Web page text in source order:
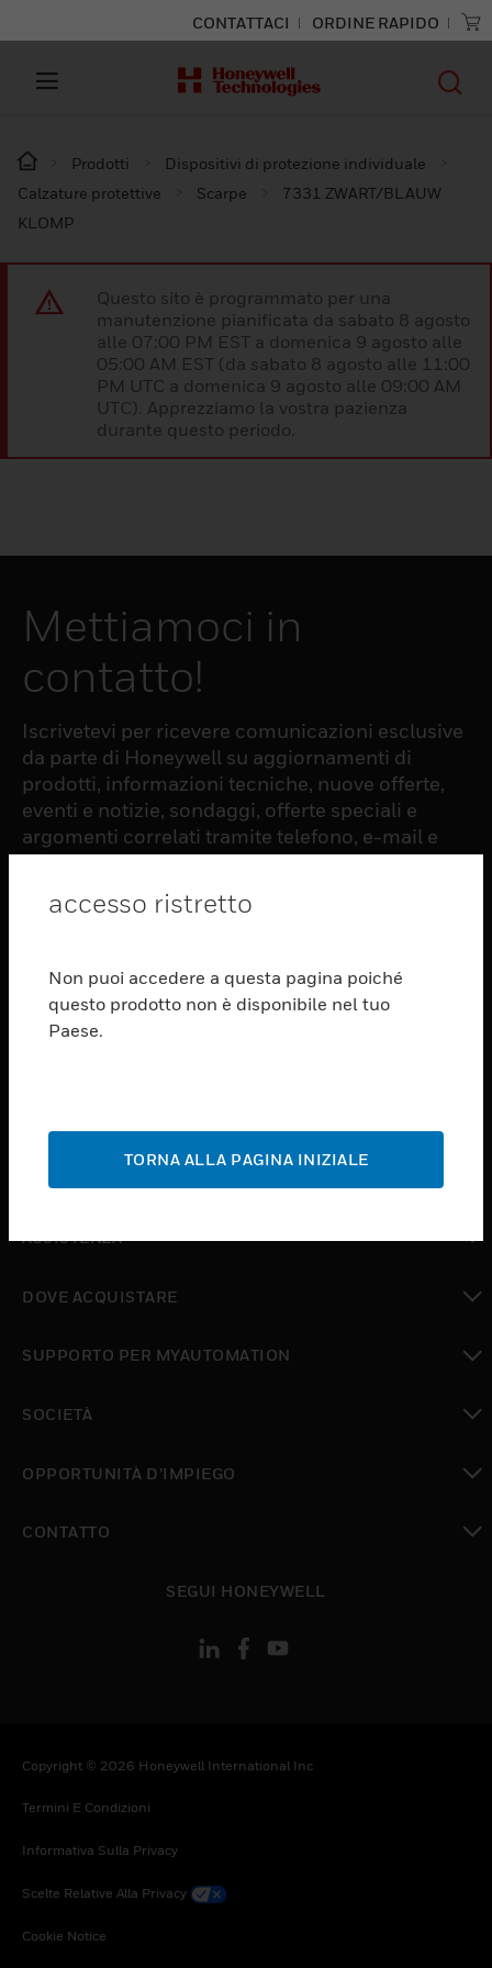
CONTATTACI ORDINE RAPIDO
Prodotti
Dispositivi di protezione individuale
Calzature protettive
Scarpe
7331 ZWART/BLAUW
KLOMP
Questo sito è programmato per una
manutenzione pianificata da sabato 8 agosto
alle 07:00 PM EST a domenica 9 agosto alle
05:00 AM EST (da sabato 8 agosto alle 11:00
PM UTC a domenica 9 agosto alle 09:00 AM
UTC). Apprezziamo la vostra pazienza
durante questo periodo.
Mettiamoci in
contatto!
Iscrivetevi per ricevere comunicazioni esclusive
da parte di Honeywell su aggiornamenti di
prodotti, informazioni tecniche, nuove offerte,
eventi e notizie, sondaggi, offerte speciali e
argomenti correlati tramite telefono, e-mail e
PRODUCTS
toggle view
ASSISTENZA
DOVE ACQUISTARE
SUPPORTO PER MYAUTOMATION
SOCIETÀ
OPPORTUNITÀ D’IMPIEGO
CONTATTO
SEGUI HONEYWELL
Copyright © 2026 Honeywell International Inc
Termini E Condizioni
Informativa Sulla Privacy
Scelte Relative Alla Privacy
Cookie Notice
accesso ristretto
Non puoi accedere a questa pagina poiché
questo prodotto non è disponibile nel tuo
Paese.
TORNA ALLA PAGINA INIZIALE